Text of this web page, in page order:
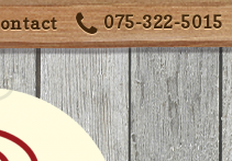
075-322-5015